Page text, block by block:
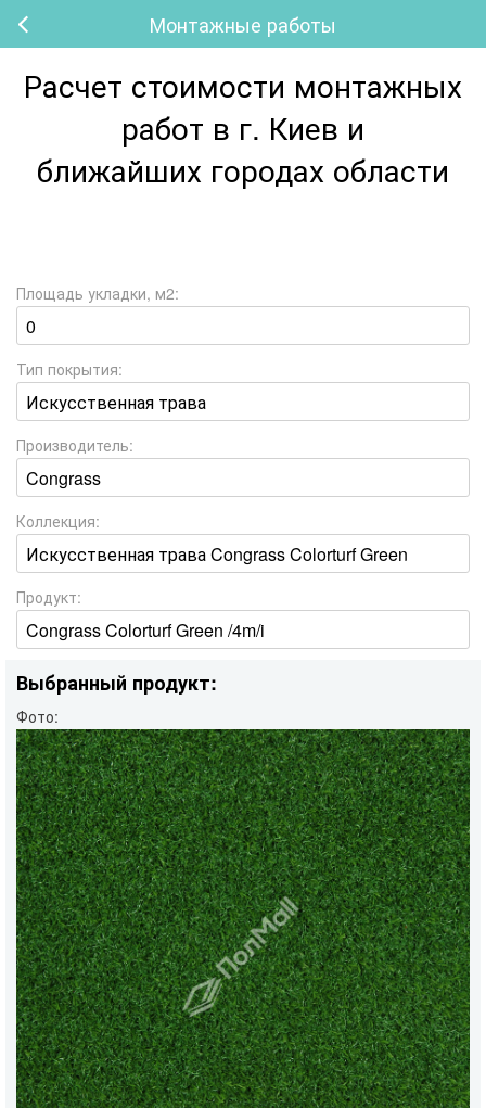
Расчет стоимости монтажных
работ в г. Киев и
ближайших городах области
Площадь укладки, м2:
Тип покрытия:
Производитель:
Коллекция:
Продукт:
Выбранный продукт:
Фото:
Монтажные работы